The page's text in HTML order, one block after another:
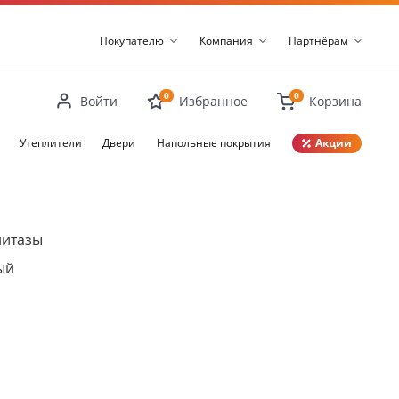
Покупателю Компания Партнёрам
Войти 0 Избранное 0 Корзина
Утеплители Двери Напольные покрытия Акции